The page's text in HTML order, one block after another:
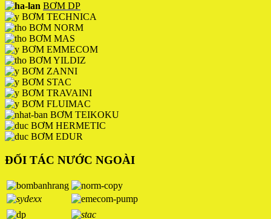
BƠM DP
BƠM TECHNICA
BƠM NORM
BƠM MAS
BƠM EMMECOM
BƠM YILDIZ
BƠM ZANNI
BƠM STAC
BƠM TRAVAINI
BƠM FLUIMAC
BƠM TEIKOKU
BƠM HERMETIC
BƠM EDUR
ĐỐI TÁC NƯỚC NGOÀI